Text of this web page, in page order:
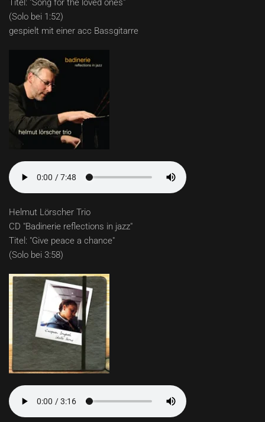
Titel: "Song for the loved ones"
(Solo bei 1:52)
gespielt mit einer acc Bassgitarre
Helmut Lörscher Trio
CD "Badinerie reflections in jazz"
Titel: "Give peace a chance"
(Solo bei 3:58)